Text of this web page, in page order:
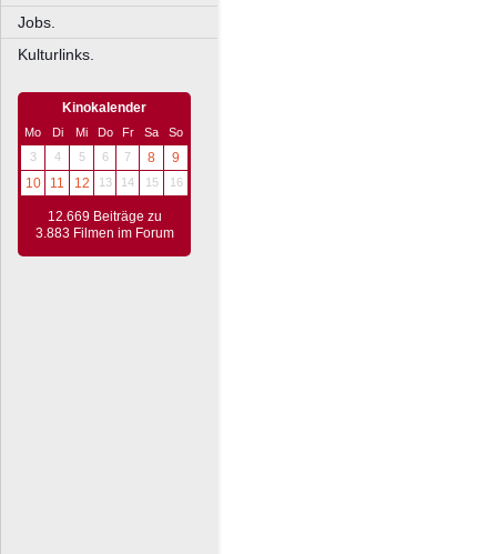
Jobs.
Kulturlinks.
Kinokalender
Mo Di Mi Do Fr Sa
So
3
4 5 6 7 8
9
10
11 12 13 14 15 16
12.669 Beiträge zu
3.883 Filmen im Forum